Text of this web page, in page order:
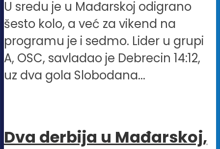
U sredu je u Mađarskoj odigrano
šesto kolo, a već za vikend na
programu je i sedmo. Lider u grupi
A, OSC, savladao je Debrecin 14:12,
uz dva gola Slobodana...
Dva derbija u Mađarskoj,